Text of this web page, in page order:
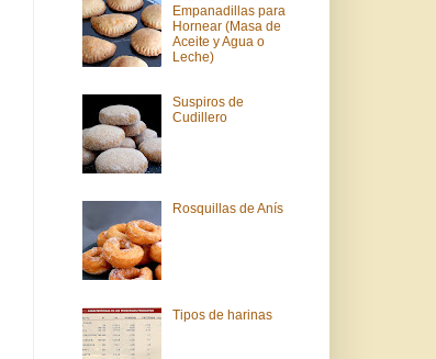
Empanadillas para
Hornear (Masa de
Aceite y Agua o
Leche)
Suspiros de
Cudillero
Rosquillas de Anís
Tipos de harinas